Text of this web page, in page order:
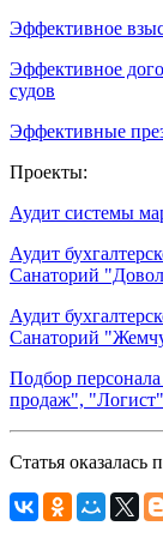
Эффективное
Эффективное
судов
Эффективные
Проекты:
Аудит системы
Аудит
Санаторий
Аудит
Санаторий
Подбор
продаж", "Логист"
Статья оказалась